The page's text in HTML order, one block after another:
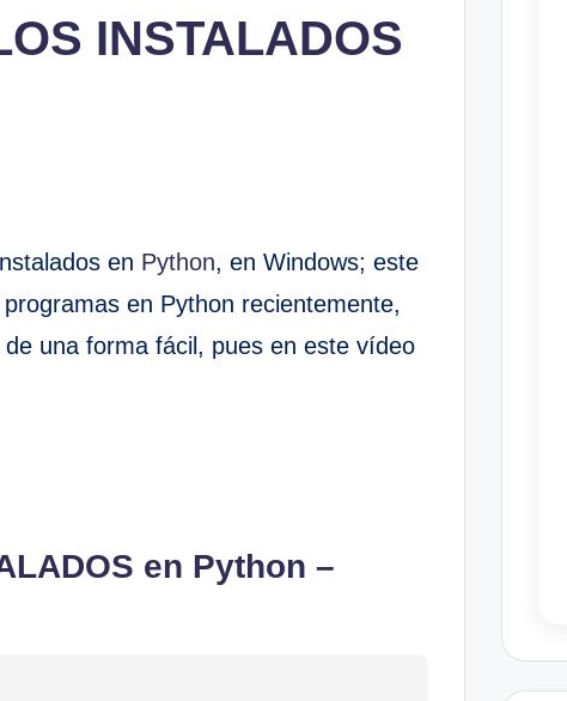
INSTALADOS
en Python, en Windows; este
en Python recientemente,
una forma fácil, pues en este vídeo
en Python –